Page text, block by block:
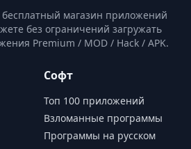
магазин приложений
без ограничений загружать
Premium / MOD / Hack / APK.
Софт
Топ 100 приложений
Взломанные программы
Программы на русском